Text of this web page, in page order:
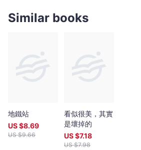
Similar books
地鐵站
US $8.69
US $9.66
看似很美，其實
是壞掉的
US $7.18
US $7.98